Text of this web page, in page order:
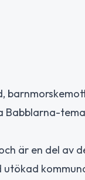
Babblarna-
är en del av